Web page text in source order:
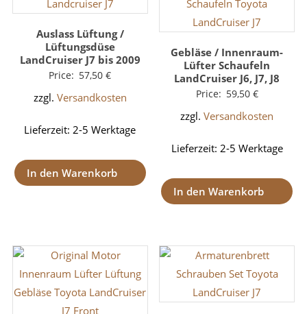
Auslass Lüftung /
Lüftungsdüse
LandCruiser J7 bis 2009
Price: 57,50€
zzgl. Versandkosten
Lieferzeit:2-5 Werktage
In den Warenkorb
Gebläse / Innenraum-
Lüfter Schaufeln
LandCruiser J6, J7, J8
Price: 59,50 €
zzgl.Versandkosten
Lieferzeit: 2-5 Werktage
In den Warenkorb